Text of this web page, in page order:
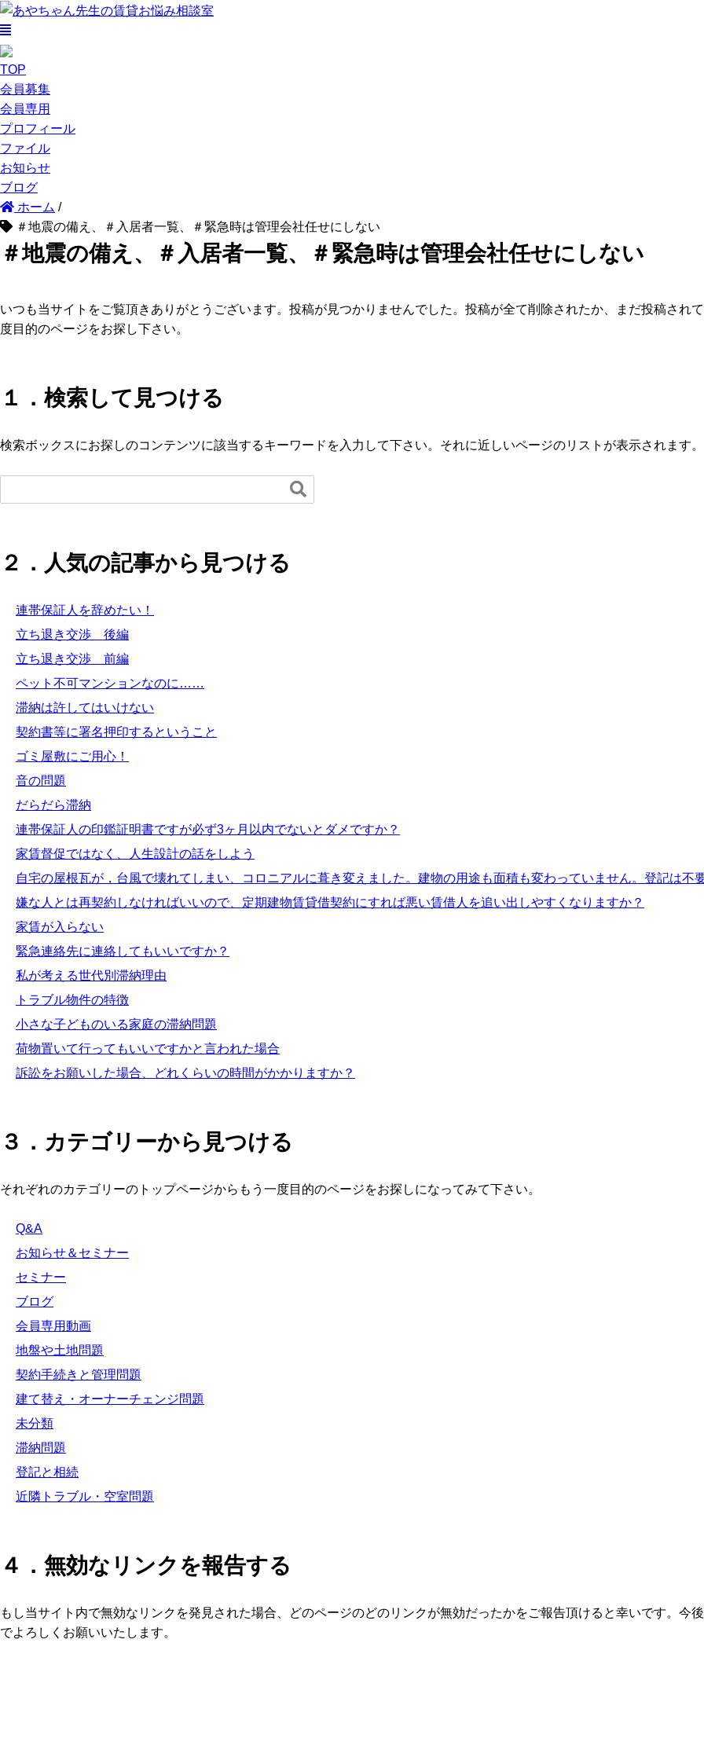
TOP
会員募集
会員専用
プロフィール
ファイル
お知らせ
ブログ
ホーム /
＃地震の備え、＃入居者一覧、＃緊急時は管理会社任せにしない
＃地震の備え、＃入居者一覧、＃緊急時は管理会社任せにしない
いつも当サイトをご覧頂きありがとうございます。投稿が見つかりませんでした。投稿が全て削除されたか、まだ投稿され
度目的のページをお探し下さい。
１．検索して見つける
検索ボックスにお探しのコンテンツに該当するキーワードを入力して下さい。それに近しいページのリストが表示されます。

２．人気の記事から見つける
連帯保証人を辞めたい！
立ち退き交渉 後編
立ち退き交渉 前編
ペット不可マンションなのに……
滞納は許してはいけない
契約書等に署名押印するということ
ゴミ屋敷にご用心！
音の問題
だらだら滞納
連帯保証人の印鑑証明書ですが必ず3ヶ月以内でないとダメですか？
家賃督促ではなく、人生設計の話をしよう
自宅の屋根瓦が，台風で壊れてしまい、コロニアルに葺き変えました。建物の用途も面積も変わっていません。登記は不
嫌な人とは再契約しなければいいので、定期建物賃貸借契約にすれば悪い賃借人を追い出しやすくなりますか？
家賃が入らない
緊急連絡先に連絡してもいいですか？
私が考える世代別滞納理由
トラブル物件の特徴
小さな子どものいる家庭の滞納問題
荷物置いて行ってもいいですかと言われた場合
訴訟をお願いした場合、どれくらいの時間がかかりますか？
３．カテゴリーから見つける
それぞれのカテゴリーのトップページからもう一度目的のページをお探しになってみて下さい。
Q&A
お知らせ＆セミナー
セミナー
ブログ
会員専用動画
地盤や土地問題
契約手続きと管理問題
建て替え・オーナーチェンジ問題
未分類
滞納問題
登記と相続
近隣トラブル・空室問題
４．無効なリンクを報告する
もし当サイト内で無効なリンクを発見された場合、どのページのどのリンクが無効だったかをご報告頂けると幸いです。今
でよろしくお願いいたします。